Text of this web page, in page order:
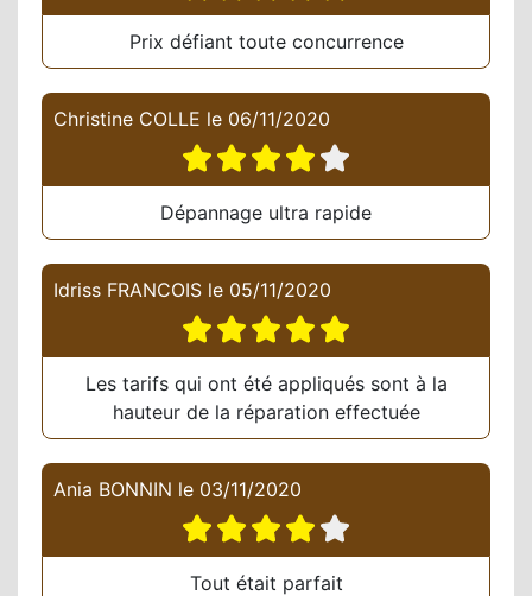
Prix défiant toute concurrence
Christine COLLE le 06/11/2020
Dépannage ultra rapide
Idriss FRANCOIS le 05/11/2020
Les tarifs qui ont été appliqués sont à la
hauteur de la réparation effectuée
Ania BONNIN le 03/11/2020
Tout était parfait